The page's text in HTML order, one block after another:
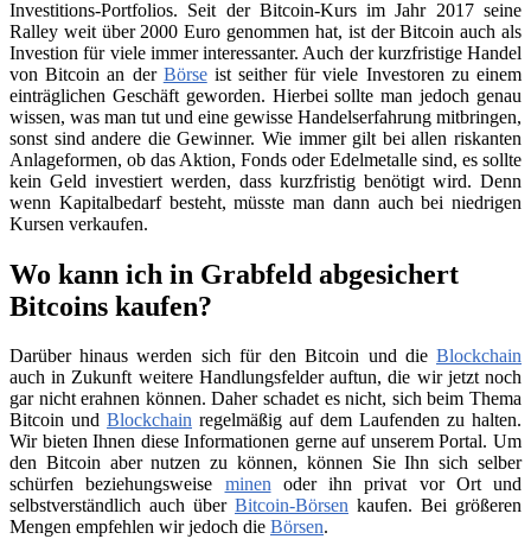
Investitions-Portfolios. Seit der Bitcoin-Kurs im Jahr 2017 seine
Ralley weit über 2000 Euro genommen hat, ist der Bitcoin auch als
Investion für viele immer interessanter. Auch der kurzfristige Handel
von Bitcoin an der Börseist seither für viele Investoren zu einem
einträglichen Geschäft geworden. Hierbei sollte man jedoch genau
wissen, was man tut und eine gewisse Handelserfahrung mitbringen,
sonst sind andere die Gewinner. Wie immer gilt bei allen riskanten
Anlageformen, ob das Aktion, Fonds oder Edelmetalle sind, es sollte
kein Geld investiert werden, dass kurzfristig benötigt wird. Denn
wenn Kapitalbedarf besteht, müsste man dann auch bei niedrigen
Kursen verkaufen.
Wo kann ich in Grabfeld abgesichert
Bitcoins kaufen?
Darüber hinaus werden sich für den Bitcoin und die Blockchain
auch in Zukunft weitere Handlungsfelder auftun, die wir jetzt noch
gar nicht erahnen können. Daher schadet es nicht, sich beim Thema
Bitcoin und Blockchain regelmäßig auf dem Laufenden zu halten.
Wir bieten Ihnen diese Informationen gerne auf unserem Portal. Um
den Bitcoin aber nutzen zu können, können Sie Ihn sich selber
schürfen beziehungsweise minenoder ihn privat vor Ort und
selbstverständlich auch über Bitcoin-Börsen kaufen. Bei größeren
Mengen empfehlen wir jedoch die Börsen.